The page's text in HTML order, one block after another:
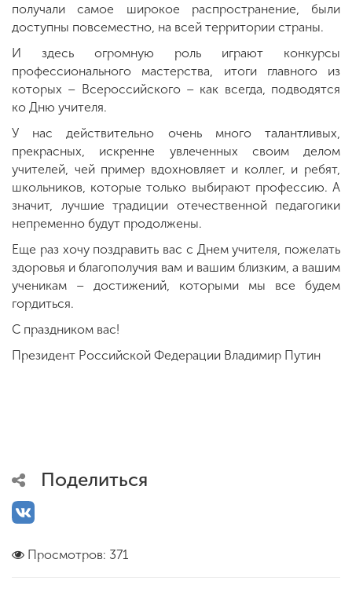
получали самое широкое распространение, были
доступны повсеместно, на всей территории страны.
И здесь огромную роль играют конкурсы
профессионального мастерства, итоги главного из
которых – Всероссийского – как всегда, подводятся
ко Дню учителя.
У нас действительно очень много талантливых,
прекрасных, искренне увлеченных своим делом
учителей, чей пример вдохновляет и коллег, и ребят,
школьников, которые только выбирают профессию. А
значит, лучшие традиции отечественной педагогики
непременно будут продолжены.
Еще раз хочу поздравить вас с Днем учителя, пожелать
здоровья и благополучия вам и вашим близким, а вашим
ученикам – достижений, которыми мы все будем
гордиться.
С праздником вас!
Президент Российской Федерации Владимир Путин
Поделиться
Просмотров: 371